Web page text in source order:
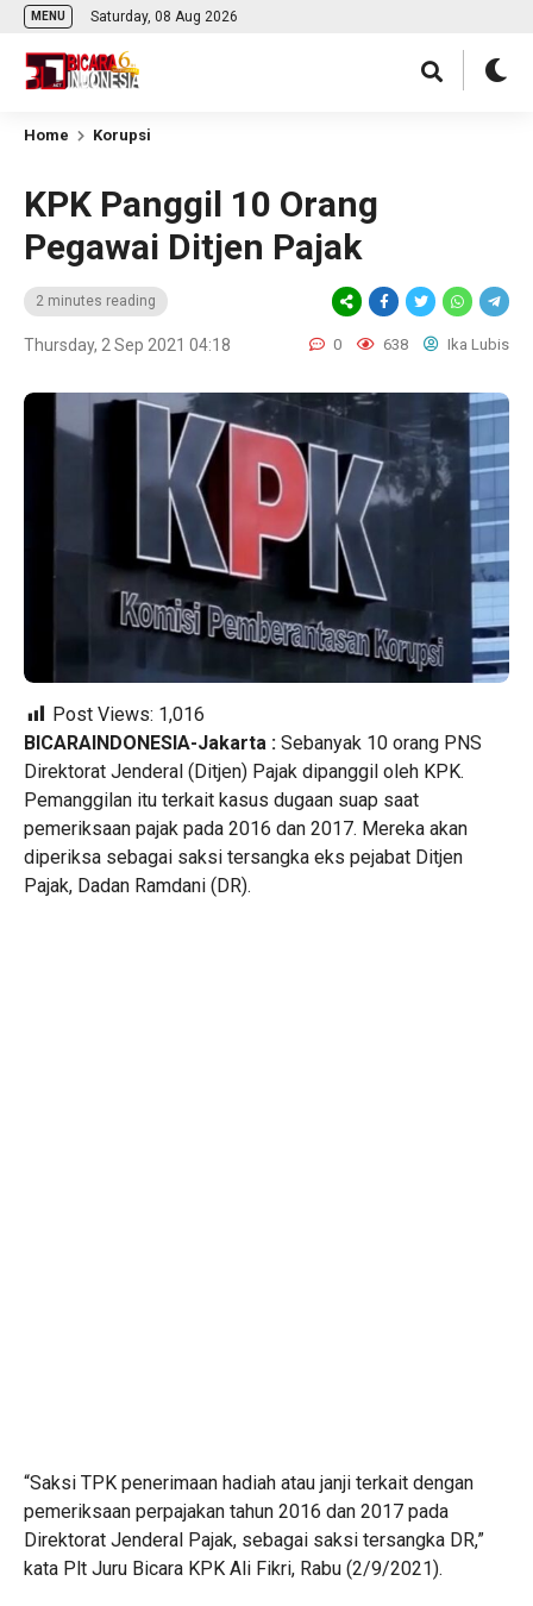
MENU Saturday, 08 Aug 2026
Home Korupsi
KPK Panggil 10 Orang
Pegawai Ditjen Pajak
2 minutes reading
Thursday, 2 Sep 2021 04:18 0 638 Ika Lubis
Post Views: 1,016
BICARAINDONESIA-Jakarta : Sebanyak 10 orang PNS
Direktorat Jenderal (Ditjen) Pajak dipanggil oleh KPK.
Pemanggilan itu terkait kasus dugaan suap saat
pemeriksaan pajak pada 2016 dan 2017. Mereka akan
diperiksa sebagai saksi tersangka eks pejabat Ditjen
Pajak, Dadan Ramdani (DR).
“Saksi TPK penerimaan hadiah atau janji terkait dengan
pemeriksaan perpajakan tahun 2016 dan 2017 pada
Direktorat Jenderal Pajak, sebagai saksi tersangka DR,”
kata Plt Juru Bicara KPK Ali Fikri, Rabu (2/9/2021).